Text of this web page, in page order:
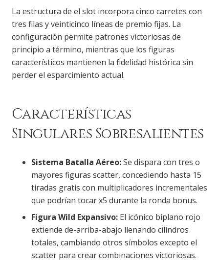
La estructura de el slot incorpora cinco carretes con
tres filas y veinticinco líneas de premio fijas. La
configuración permite patrones victoriosas de
principio a término, mientras que los figuras
característicos mantienen la fidelidad histórica sin
perder el esparcimiento actual.
Características
Singulares Sobresalientes
Sistema Batalla Aéreo:Se dispara con tres o
mayores figuras scatter, concediendo hasta 15
tiradas gratis con multiplicadores incrementales
que podrían tocar x5 durante la ronda bonus.
Figura Wild Expansivo: El icónico biplano rojo
extiende de-arriba-abajo llenando cilindros
totales, cambiando otros símbolos excepto el
scatter para crear combinaciones victoriosas.